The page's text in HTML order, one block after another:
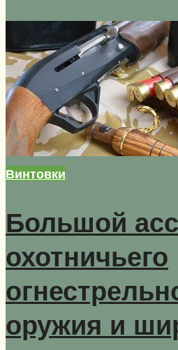
Винтовки
Большой
охотничьего
оружия и